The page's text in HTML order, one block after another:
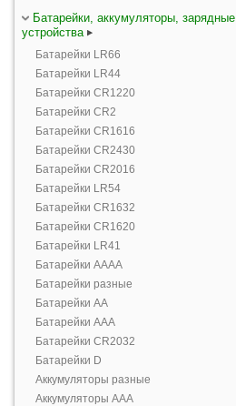
Батарейки, аккумуляторы, зарядные
устройства
Батарейки LR66
Батарейки LR44
Батарейки CR1220
Батарейки CR2
Батарейки CR1616
Батарейки CR2430
Батарейки CR2016
Батарейки LR54
Батарейки CR1632
Батарейки CR1620
Батарейки LR41
Батарейки AAAA
Батарейки разные
Батарейки AA
Батарейки AAA
Батарейки CR2032
Батарейки D
Аккумуляторы разные
Аккумуляторы AAA